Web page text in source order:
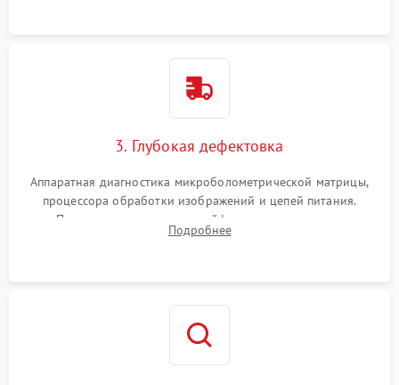
3. Глубокая дефектовка
Аппаратная диагностика микроболометрической матрицы,
процессора обработки изображений и цепей питания.
Проверка целостности шлейфов, модуля памяти и
интерфейсов связи. Выявление сгоревших SMD-компонентов
Подробнее